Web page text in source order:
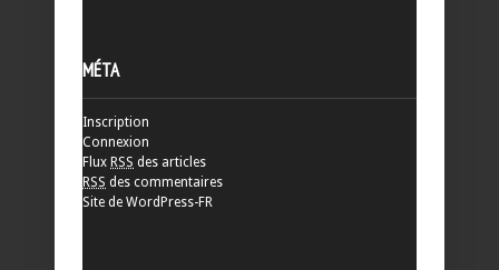
MÉTA
Inscription
Connexion
Flux RSS des articles
RSS des commentaires
Site de WordPress-FR